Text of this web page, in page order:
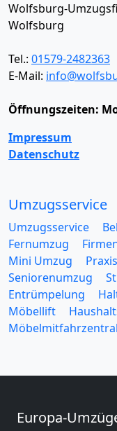
Wolfsburg-
Wolfsburg
Tel.: 01579-2482363
E-Mail:
Öffnungszeiten:
Impressum
Datenschutz
Umzugsservice
Umzugsservice
Fernumzug
Mini Umzug
Seniorenumzug
Entrümpelung
Möbellift
Europa-